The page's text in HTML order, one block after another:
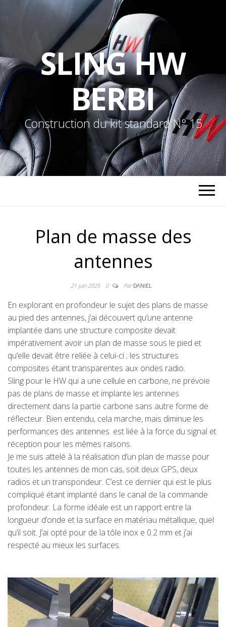
SLING HW
BERBI
Construction du kit standard N° 15
Plan de masse des
antennes
21 juin 2025 0 ParDANIEL
En explorant en profondeur le sujet des plans de masse
au pied des antennes, j’ai découvert qu’une antenne
implantée dans une structure composite devait
impérativement avoir un plan de masse sous le pied et
qu’elle devait être reliée à celui-ci ; les structures
composites étant transparentes aux ondes radio.
Sling pour le HW qui a une cellule en carbone, ne prévoie
pas de plans de masse et implante les antennes
directement dans la partie carbone sans autre forme de
réflecteur. Bien entendu, cela marche, mais diminue les
performances des antennes. est liée à la force du signal et
réception pour les mêmes raisons.
Je me suis attelé à la réalisation d’un plan de masse pour
toutes les antennes de mon cas, soit deux GPS, deux
radios et un transpondeur. C’est ce dernier qui est le plus
compliqué étant implanté dans le canal de la commande
profondeur. La forme idéale est un rapport entre la
longueur d’onde et la surface en matériau métallique, quel
qu’il soit. J’ai opté pour de la tôle inox e 0.2 mm et j’ai
respecté au mieux les surfaces.